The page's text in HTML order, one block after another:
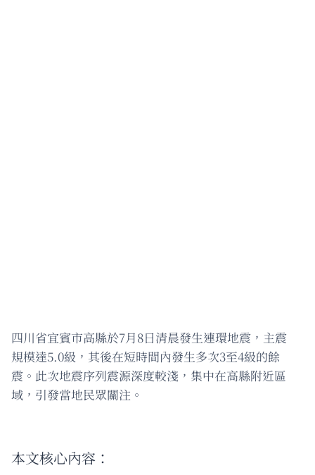
四川省宜賓市高縣於7月8日清晨發生連環地震，主震
規模達5.0級，其後在短時間內發生多次3至4級的餘
震。此次地震序列震源深度較淺，集中在高縣附近區
域，引發當地民眾關注。
本文核心內容：